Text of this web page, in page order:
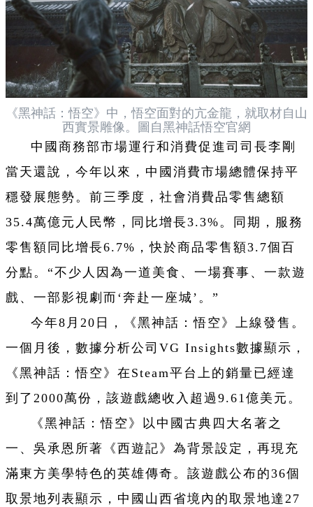
《黑神話：悟空》中，悟空面對的亢金龍，就取材自山
西實景雕像。圖自黑神話悟空官網
中國商務部市場運行和消費促進司司長李剛
當天還說，今年以來，中國消費市場總體保持平
穩發展態勢。前三季度，社會消費品零售總額
35.4萬億元人民幣，同比增長3.3%。同期，服務
零售額同比增長6.7%，快於商品零售額3.7個百
分點。“不少人因為一道美食、一場賽事、一款遊
戲、一部影視劇而‘奔赴一座城’。”
今年8月20日，《黑神話：悟空》上線發售。
一個月後，數據分析公司VG Insights數據顯示，
《黑神話：悟空》在Steam平台上的銷量已經達
到了2000萬份，該遊戲總收入超過9.61億美元。
《黑神話：悟空》以中國古典四大名著之
一、吳承恩所著《西遊記》為背景設定，再現充
滿東方美學特色的英雄傳奇。該遊戲公布的36個
取景地列表顯示，中國山西省境內的取景地達27